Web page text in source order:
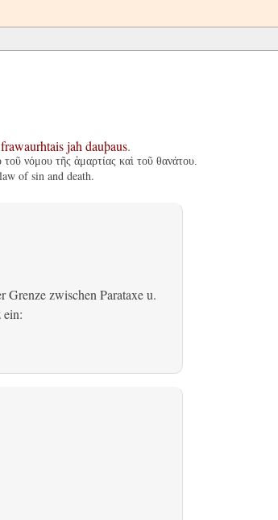
frawaurhtais jah dauþaus.
νόμου τῆς ἁμαρτίας καὶ τοῦ θανάτου.
of sin and death.
zwischen Parataxe u.
ein: